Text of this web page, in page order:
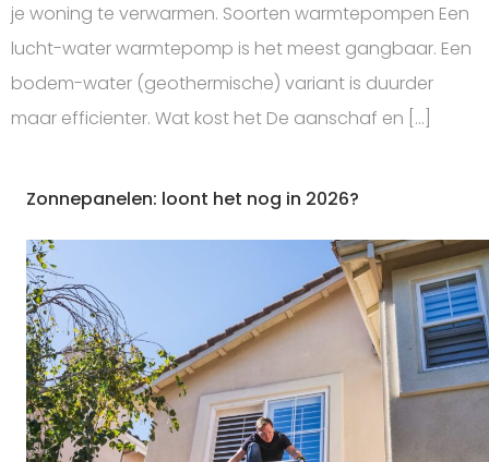
je woning te verwarmen. Soorten warmtepompen Een
lucht-water warmtepomp is het meest gangbaar. Een
bodem-water (geothermische) variant is duurder
maar efficienter. Wat kost het De aanschaf en […]
Zonnepanelen: loont het nog in 2026?